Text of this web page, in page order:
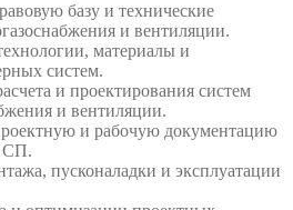
базу и технические
и вентиляции.
материалы и
систем.
и проектирования систем
и вентиляции.
и рабочую документацию
СП.
пусконаладки и эксплуатации